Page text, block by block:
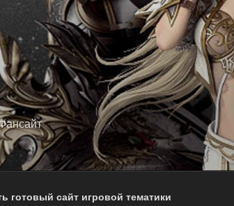
готовый сайт игровой тематики